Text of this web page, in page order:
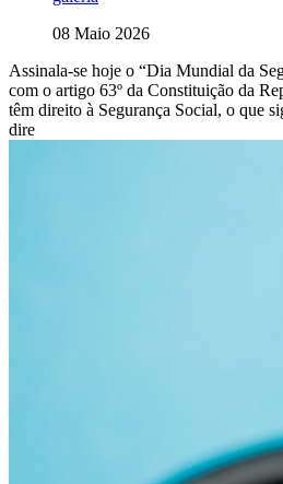
08 Maio 2026
Assinala-se hoje o “Dia Mundial da
com o artigo 63º da Constituição da
têm direito à Segurança Social, o que
dire